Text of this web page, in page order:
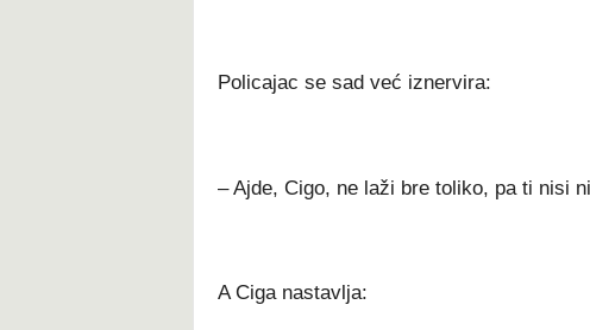
Policajac se sad već iznervira:
– Ajde, Cigo, ne laži bre toliko, pa ti nisi
A Ciga nastavlja: